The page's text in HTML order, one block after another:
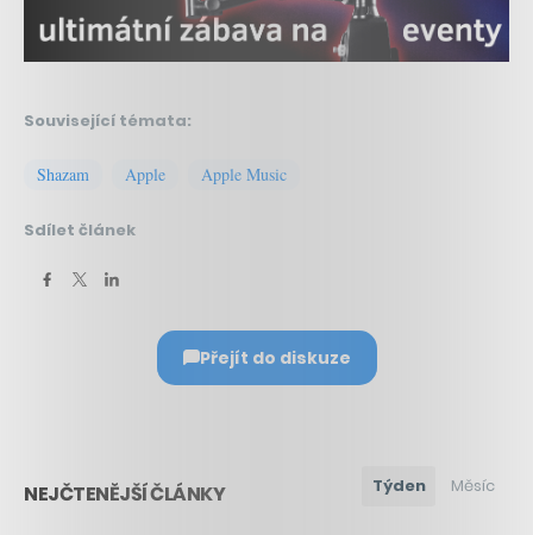
Související témata:
Shazam Apple Apple Music
Sdílet článek
Přejít do diskuze
NEJČTENĚJŠÍ ČLÁNKY Týden Měsíc